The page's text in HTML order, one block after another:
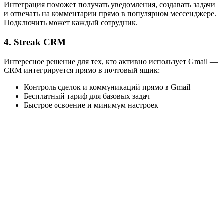
Интеграция поможет получать уведомления, создавать задачи
и отвечать на комментарии прямо в популярном мессенджере.
Подключить может каждый сотрудник.
4. Streak CRM
Интересное решение для тех, кто активно использует Gmail —
CRM интегрируется прямо в почтовый ящик:
Контроль сделок и коммуникаций прямо в Gmail
Бесплатный тариф для базовых задач
Быстрое освоение и минимум настроек